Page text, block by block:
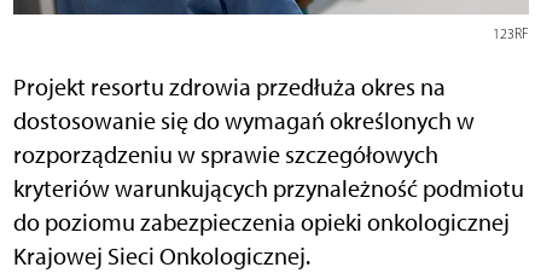
123RF
Projekt resortu zdrowia przedłuża okres na
dostosowanie się do wymagań określonych w
rozporządzeniu w sprawie szczegółowych
kryteriów warunkujących przynależność podmiotu
do poziomu zabezpieczenia opieki onkologicznej
Krajowej Sieci Onkologicznej.